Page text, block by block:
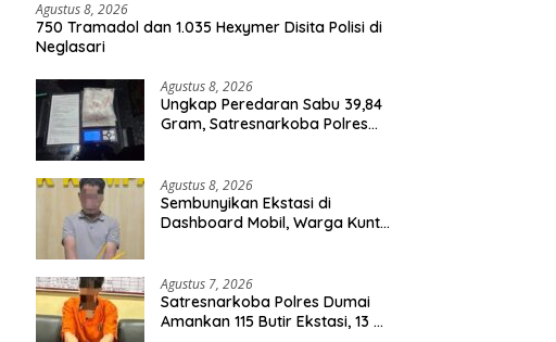
Agustus 8, 2026
750 Tramadol dan 1.035 Hexymer Disita Polisi di
Neglasari
Agustus 8, 2026
Ungkap Peredaran Sabu 39,84
Gram, Satresnarkoba Polres
Agustus 8, 2026
Sembunyikan Ekstasi di
Dashboard Mobil, Warga Kuntu
Agustus 7, 2026
Satresnarkoba Polres Dumai
Amankan 115 Butir Ekstasi, 13 Pil